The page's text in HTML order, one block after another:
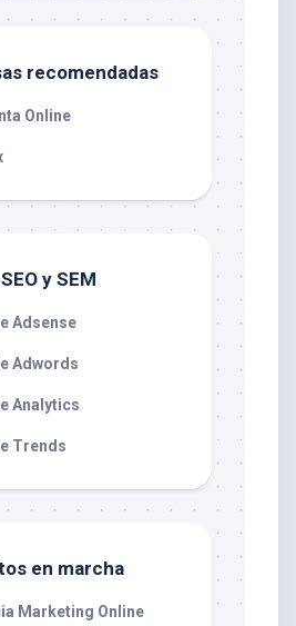
recomendadas
Online
y SEM
Adsense
Adwords
Analytics
Trends
en marcha
Marketing Online